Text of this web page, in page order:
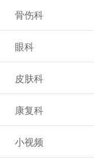
骨伤科
眼科
皮肤科
康复科
小视频